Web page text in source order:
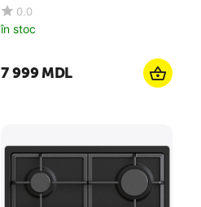
0.0
în stoc
7 999MDL